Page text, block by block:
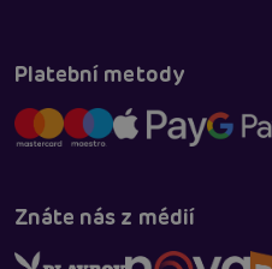
Platební metody
Znáte nás z médií